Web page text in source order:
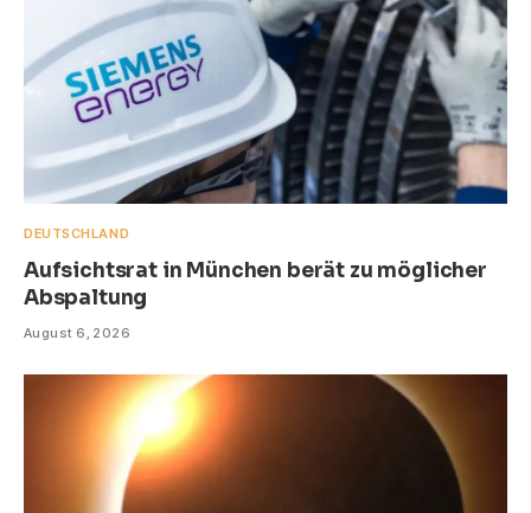
DEUTSCHLAND
Aufsichtsrat in München berät zu möglicher
Abspaltung
August 6, 2026